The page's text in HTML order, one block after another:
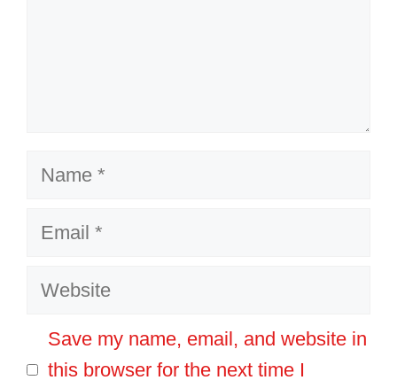
Name
Email
Website
Save my name, email, and website in
this browser for the next time I